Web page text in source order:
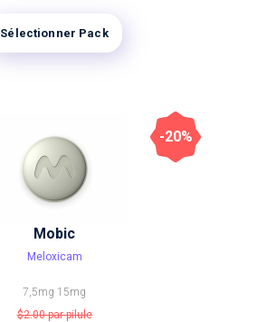
Sélectionner Pack
Mobic
Meloxicam
7,5mg 15mg
$2.00par pilule
-20%